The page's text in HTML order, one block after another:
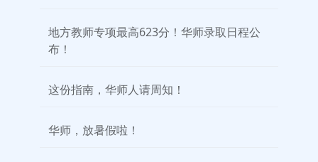
地方教师专项最高623分！华师录取日程公
布！
这份指南，华师人请周知！
华师，放暑假啦！